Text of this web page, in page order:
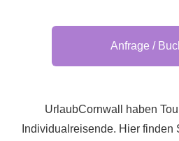
Anfrage /
UrlaubCornwall haben
Individualreisende. Hier finden